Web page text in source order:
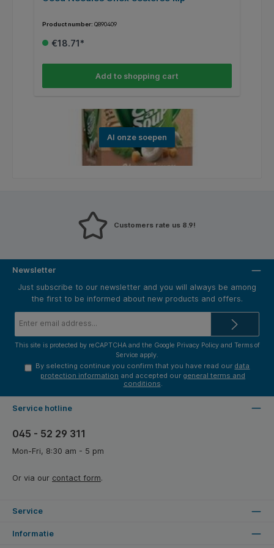
Product number: Q890409
€18.71*
Add to shopping cart
Al onze soepen
Customers rate us 8.9!
Newsletter
Just subscribe to our newsletter and you will always be among
the first to be informed about new products and offers.
This site is protected by reCAPTCHA and the Google Privacy Policyand Terms of
Service apply.
By selecting continue you confirm that you have read our data
protection information and accepted our general terms and
conditions.
Service hotline
045 - 52 29 311
Mon-Fri, 8:30 am - 5 pm
Or via our contact form.
Service
Informatie